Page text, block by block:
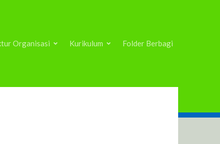
Organisasi Kurikulum Folder Berbagi